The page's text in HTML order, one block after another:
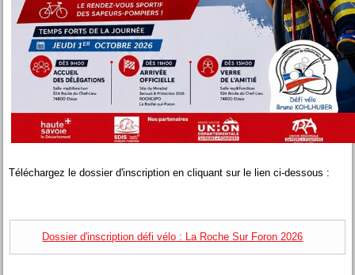
Téléchargez le dossier d'inscription en cliquant sur le lien ci-dessous :
Dossier d'inscription défi vélo : La Roche Sur Foron 2026